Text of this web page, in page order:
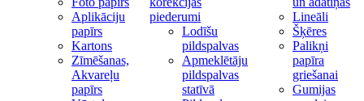
Aplikāciju
papīrs
Kartons
Zīmēšanas,
Akvareļu
papīrs
piederumi
Lodīšu
pildspalvas
Apmeklētāju
pildspalvas
statīvā
Lineāli
Šķēres
Palikņi
papīra
griešanai
Gumijas